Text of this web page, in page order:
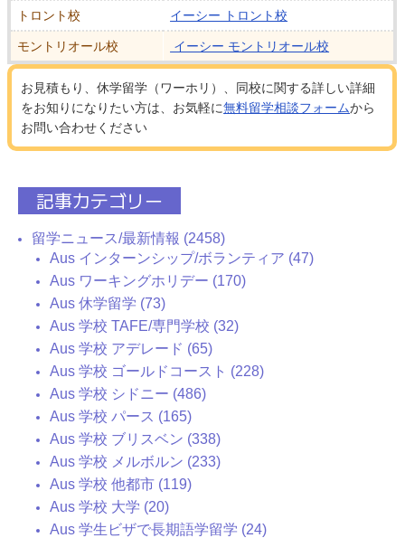
トロント校 イーシー トロント校
モントリオール校 イーシー モントリオール校
お見積もり、休学留学（ワーホリ）、同校に関する詳しい詳細
をお知りになりたい方は、お気軽に無料留学相談フォームから
お問い合わせください
記事カテゴリー
留学ニュース/最新情報 (2458)
Aus インターンシップ/ボランティア (47)
Aus ワーキングホリデー (170)
Aus 休学留学 (73)
Aus 学校 TAFE/専門学校 (32)
Aus 学校 アデレード (65)
Aus 学校 ゴールドコースト (228)
Aus 学校 シドニー (486)
Aus 学校 パース (165)
Aus 学校 ブリスベン (338)
Aus 学校 メルボルン (233)
Aus 学校 他都市 (119)
Aus 学校 大学 (20)
Aus 学生ビザで長期語学留学 (24)